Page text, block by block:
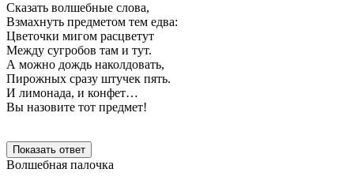
Сказать волшебные слова,
Взмахнуть предметом тем едва:
Цветочки мигом расцветут
Между сугробов там и тут.
А можно дождь наколдовать,
Пирожных сразу штучек пять.
И лимонада, и конфет…
Вы назовите тот предмет!
Показать ответ
Волшебная палочка